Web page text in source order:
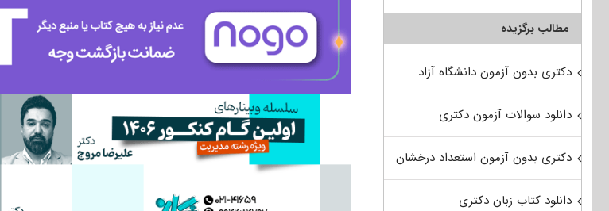
مطالب برگزیده
دکتری بدون آزمون دانشگاه آزاد
دانلود سوالات آزمون دکتری
دکتری بدون آزمون استعداد درخشان
دانلود کتاب زبان دکتری